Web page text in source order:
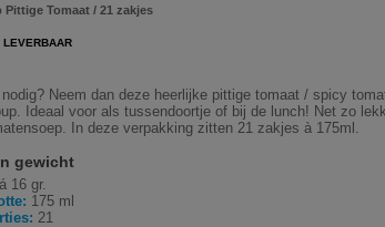
Pittige Tomaat / 21 zakjes
LEVERBAAR
Neem dan deze heerlijke pittige tomaat / spicy
Ideaal voor als tussendoortje of bij de lunch! Net zo
In deze verpakking zitten 21 zakjes à 175ml.
gewicht
16 gr.
175 ml
21